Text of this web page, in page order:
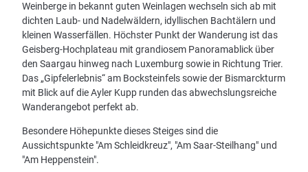
Weinberge in bekannt guten Weinlagen wechseln sich ab mit
dichten Laub- und Nadelwäldern, idyllischen Bachtälern und
kleinen Wasserfällen. Höchster Punkt der Wanderung ist das
Geisberg-Hochplateau mit grandiosem Panoramablick über
den Saargau hinweg nach Luxemburg sowie in Richtung Trier.
Das „Gipfelerlebnis“ am Bocksteinfels sowie der Bismarckturm
mit Blick auf die Ayler Kupp runden das abwechslungsreiche
Wanderangebot perfekt ab.
Besondere Höhepunkte dieses Steiges sind die
Aussichtspunkte "Am Schleidkreuz", "Am Saar-Steilhang" und
"Am Heppenstein".